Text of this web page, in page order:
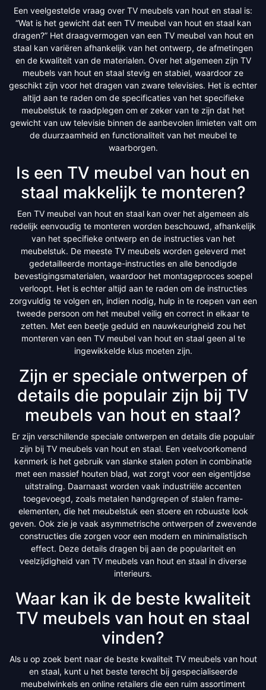
Een veelgestelde vraag over TV meubels van hout en staal is:
“Wat is het gewicht dat een TV meubel van hout en staal kan
dragen?” Het draagvermogen van een TV meubel van hout en
staal kan variëren afhankelijk van het ontwerp, de afmetingen
en de kwaliteit van de materialen. Over het algemeen zijn TV
meubels van hout en staal stevig en stabiel, waardoor ze
geschikt zijn voor het dragen van zware televisies. Het is echter
altijd aan te raden om de specificaties van het specifieke
meubelstuk te raadplegen om er zeker van te zijn dat het
gewicht van uw televisie binnen de aanbevolen limieten valt om
de duurzaamheid en functionaliteit van het meubel te
waarborgen.
Is een TV meubel van hout en
staal makkelijk te monteren?
Een TV meubel van hout en staal kan over het algemeen als
redelijk eenvoudig te monteren worden beschouwd, afhankelijk
van het specifieke ontwerp en de instructies van het
meubelstuk. De meeste TV meubels worden geleverd met
gedetailleerde montage-instructies en alle benodigde
bevestigingsmaterialen, waardoor het montageproces soepel
verloopt. Het is echter altijd aan te raden om de instructies
zorgvuldig te volgen en, indien nodig, hulp in te roepen van een
tweede persoon om het meubel veilig en correct in elkaar te
zetten. Met een beetje geduld en nauwkeurigheid zou het
monteren van een TV meubel van hout en staal geen al te
ingewikkelde klus moeten zijn.
Zijn er speciale ontwerpen of
details die populair zijn bij TV
meubels van hout en staal?
Er zijn verschillende speciale ontwerpen en details die populair
zijn bij TV meubels van hout en staal. Een veelvoorkomend
kenmerk is het gebruik van slanke stalen poten in combinatie
met een massief houten blad, wat zorgt voor een eigentijdse
uitstraling. Daarnaast worden vaak industriële accenten
toegevoegd, zoals metalen handgrepen of stalen frame-
elementen, die het meubelstuk een stoere en robuuste look
geven. Ook zie je vaak asymmetrische ontwerpen of zwevende
constructies die zorgen voor een modern en minimalistisch
effect. Deze details dragen bij aan de populariteit en
veelzijdigheid van TV meubels van hout en staal in diverse
interieurs.
Waar kan ik de beste kwaliteit
TV meubels van hout en staal
vinden?
Als u op zoek bent naar de beste kwaliteit TV meubels van hout
en staal, kunt u het beste terecht bij gespecialiseerde
meubelwinkels en online retailers die een ruim assortiment